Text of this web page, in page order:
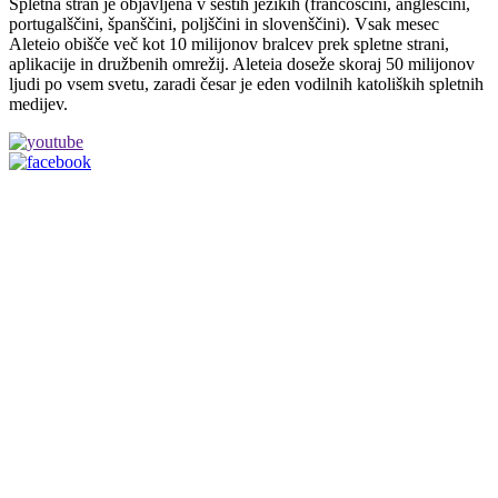
Spletna stran je objavljena v šestih jezikih (francoščini, angleščini,
portugalščini, španščini, poljščini in slovenščini). Vsak mesec
Aleteio obišče več kot 10 milijonov bralcev prek spletne strani,
aplikacije in družbenih omrežij. Aleteia doseže skoraj 50 milijonov
ljudi po vsem svetu, zaradi česar je eden vodilnih katoliških spletnih
medijev.